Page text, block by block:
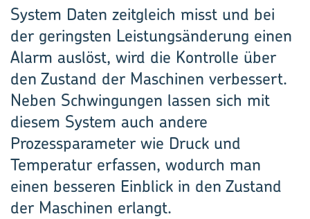
System Daten zeitgleich misst und bei
der geringsten Leistungsänderung einen
Alarm auslöst, wird die Kontrolle über
den Zustand der Maschinen verbessert.
Neben Schwingungen lassen sich mit
diesem System auch andere
Prozessparameter wie Druck und
Temperatur erfassen, wodurch man
einen besseren Einblick in den Zustand
der Maschinen erlangt.